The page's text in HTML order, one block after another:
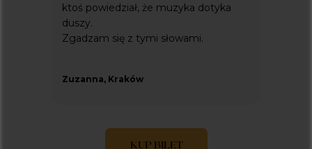
Zuzanna, Kraków
KUP BILET
ktoś powiedział, że muzyka dotyka
duszy.
Zgadzam się z tymi słowami.